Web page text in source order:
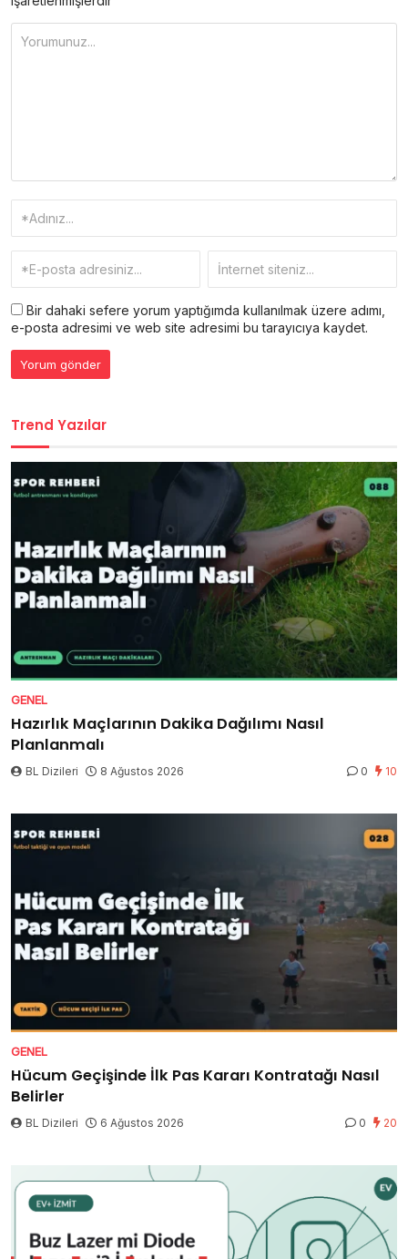
Bir dahaki sefere yorum yaptığımda kullanılmak üzere adımı,
e-posta adresimi ve web site adresimi bu tarayıcıya kaydet.
Trend Yazılar
GENEL
Hazırlık Maçlarının Dakika Dağılımı Nasıl
Planlanmalı
BL Dizileri 8 Ağustos 2026 0 10
GENEL
Hücum Geçişinde İlk Pas Kararı Kontratağı Nasıl
Belirler
BL Dizileri 6 Ağustos 2026 0 20